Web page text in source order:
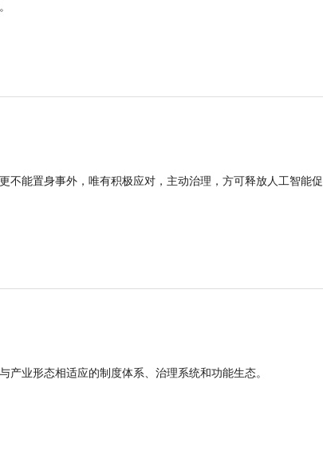
不能置身事外，唯有积极应对，主动治理，方可释放人工智能
业形态相适应的制度体系、治理系统和功能生态。